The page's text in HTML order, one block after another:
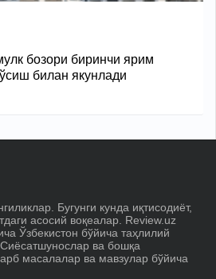
бозори биринчи ярим
билан якунлади
Бугунги кунда иқтисодиёт,
асосий воқеалар. Review.uz
Ўзбекистон бўйича таҳлилий
ва бошқа
масалалар ва мавзулар бўйича